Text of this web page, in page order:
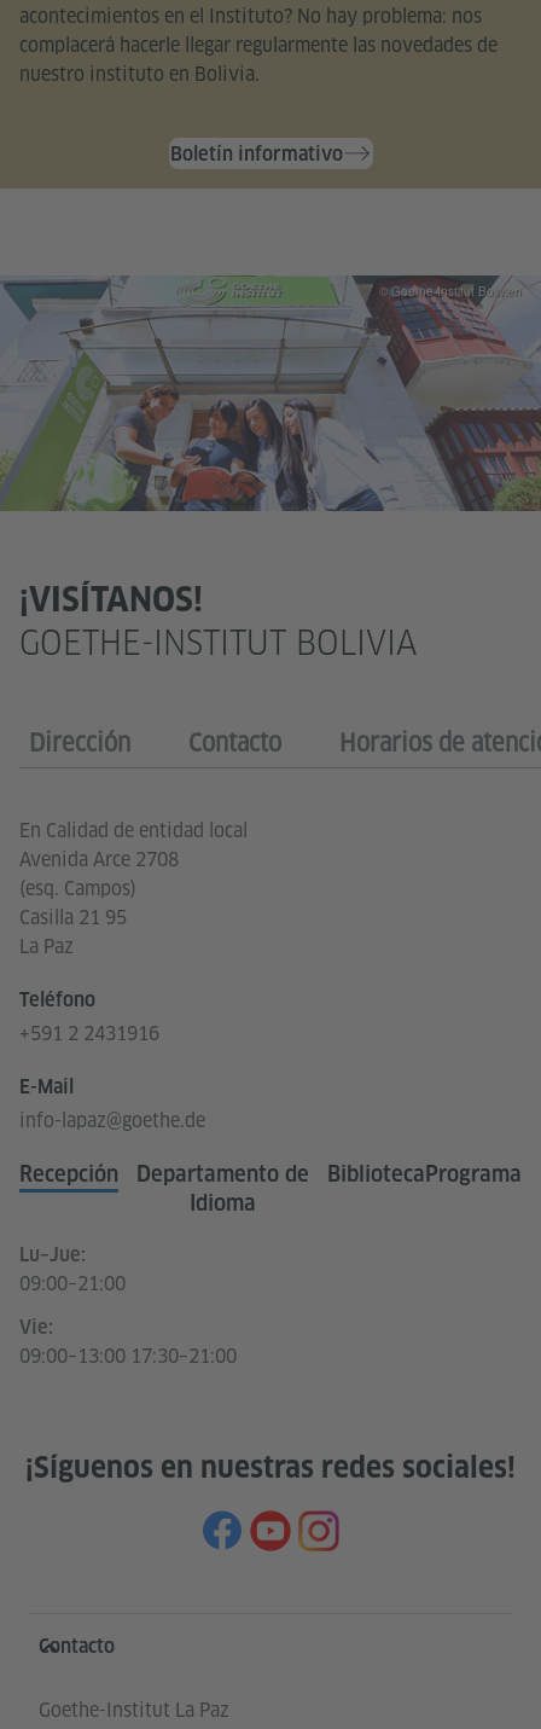
acontecimientos en el Instituto? No hay problema: nos
complacerá hacerle llegar regularmente las novedades de
nuestro instituto en Bolivia.
Boletín informativo
¡VISÍTANOS!
GOETHE-INSTITUT BOLIVIA
Dirección Contacto Horarios de
En Calidad de entidad local
Avenida Arce 2708
(esq. Campos)
Casilla 21 95
La Paz
Teléfono
+591 2 2431916
E-Mail
info-lapaz@goethe.de
Recepción
Departamento de
Idioma
BibliotecaPrograma
Lu–Jue:
09:00–21:00
Vie:
09:00–13:00 17:30–21:00
© Goethe-Institut Bolivien
¡Síguenos en nuestras redes sociales!
Service- und Informationsbereich
Contacto
Goethe-Institut La Paz